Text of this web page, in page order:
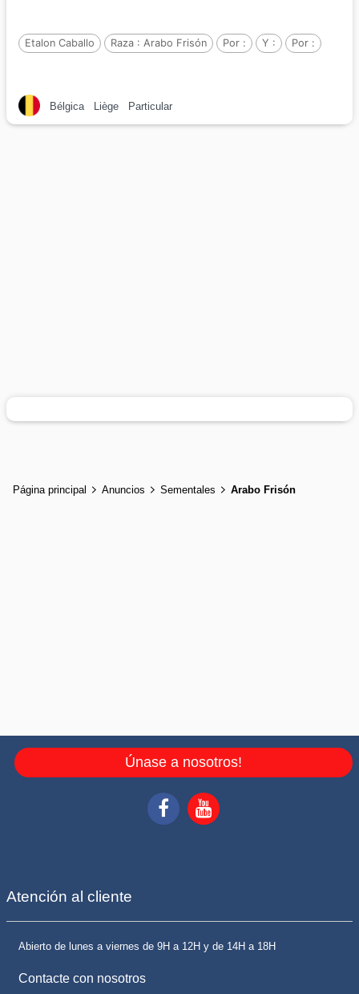
Etalon Caballo Raza : Arabo Frisón Por : Y : Por :
Bélgica Liège Particular
Página principal Anuncios Sementales Arabo Frisón
Únase a nosotros!
Atención al cliente
Abierto de lunes a viernes de 9H a 12H y de 14H a 18H
Contacte con nosotros